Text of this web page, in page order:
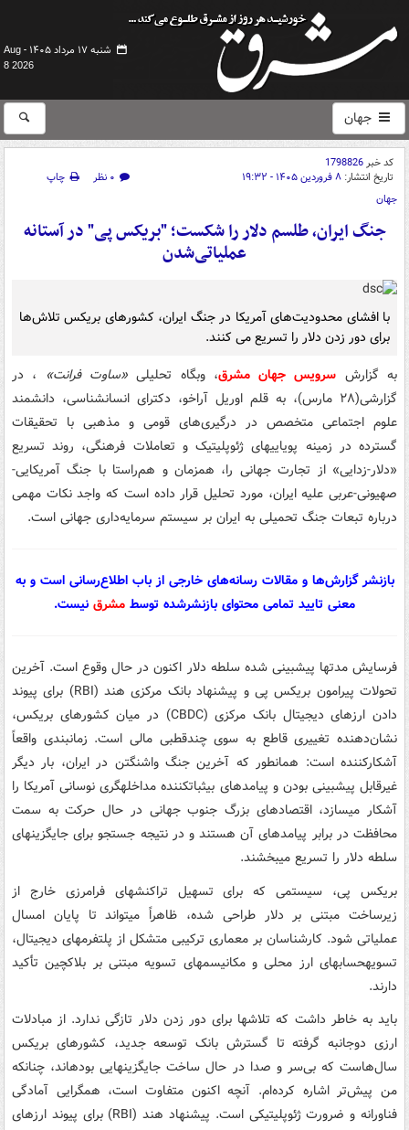
شنبه ۱۷ مرداد ۱۴۰۵ -
Aug
8 2026
جهان
کد خبر1798826
تاریخ انتشار: ۸ فروردین ۱۴۰۵ - ۱۹:۳۲ ۰ نظر
چاپ
جهان
جنگ ایران، طلسم دلار را شکست؛ "بریکس پی" در آستانه
عملیاتی‌شدن
با افشای محدودیت‌های آمریکا در جنگ ایران، کشورهای بریکس تلاش‌ها
برای دور زدن دلار را تسریع می کنند.
به گزارش سرویس جهان مشرق، وبگاه تحلیلی«ساوت فرانت» ، در
گزارشی(۲۸ مارس)، به قلم اوریل آراخو، دکترای انسانشناسی، دانشمند
علوم اجتماعی متخصص در درگیری‌های قومی و مذهبی با تحقیقات
گسترده در زمینه پویاییهای ژئوپلیتیک و تعاملات فرهنگی، روند تسریع
«دلار-زدایی» از تجارت جهانی را، همزمان و هم‌راستا با جنگ آمریکایی-
صهیونی-عربی علیه ایران، مورد تحلیل قرار داده است که واجد نکات مهمی
درباره تبعات جنگ تحمیلی به ایران بر سیستم سرمایه‌داری جهانی است.
بازنشر گزارش‌ها و مقالات رسانه‌های خارجی از باب اطلاع‌رسانی است و به
معنی تایید تمامی محتوای بازنشرشده توسط مشرق نیست.
فرسایش مدتها پیشبینی شده سلطه دلار اکنون در حال وقوع است. آخرین
تحولات پیرامون بریکس پی و پیشنهاد بانک مرکزی هند (RBI) برای پیوند
دادن ارزهای دیجیتال بانک مرکزی (CBDC) در میان کشورهای بریکس،
نشان‌دهنده تغییری قاطع به سوی چندقطبی مالی است. زمانبندی واقعاً
آشکارکننده است: همانطور که آخرین جنگ واشنگتن در ایران، بار دیگر
غیرقابل پیشبینی بودن و پیامدهای بیثباتکننده مداخلهگری نوسانی آمریکا را
آشکار میسازد، اقتصادهای بزرگ جنوب جهانی در حال حرکت به سمت
محافظت در برابر پیامدهای آن هستند و در نتیجه جستجو برای جایگزینهای
سلطه دلار را تسریع میبخشند.
بریکس پی، سیستمی که برای تسهیل تراکنشهای فرامرزی خارج از
زیرساخت مبتنی بر دلار طراحی شده، ظاهراً میتواند تا پایان امسال
عملیاتی شود. کارشناسان بر معماری ترکیبی متشکل از پلتفرمهای دیجیتال،
تسویهحسابهای ارز محلی و مکانیسمهای تسویه مبتنی بر بلاکچین تأکید
دارند.
باید به خاطر داشت که تلاشها برای دور زدن دلار تازگی ندارد. از مبادلات
ارزی دوجانبه گرفته تا گسترش بانک توسعه جدید، کشورهای بریکس
سال‌هاست که بی‌سر و صدا در حال ساخت جایگزینهایی بودهاند، چنانکه
من پیش‌تر اشاره کرده‌ام. آنچه اکنون متفاوت است، همگرایی آمادگی
فناورانه و ضرورت ژئوپلیتیکی است. پیشنهاد هند (RBI) برای پیوند ارزهای